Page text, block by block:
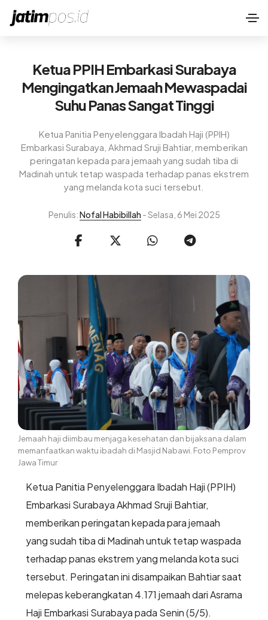
Ketua PPIH Embarkasi Surabaya
Mengingatkan Jemaah Mewaspadai
Suhu Panas Sangat Tinggi
Ketua Panitia Penyelenggara Ibadah Haji (PPIH)
Embarkasi Surabaya, Akhmad Sruji Bahtiar, memberikan
peringatan kepada para jemaah yang sudah tiba di
Madinah untuk tetap waspada terhadap panas ekstrem
yang melanda kota suci tersebut.
Penulis:Nofal Habibillah - Selasa, 6 Mei 2025
Jemaah haji diimbau menjaga kesehatan dan bijaksana dalam
memanfaatkan waktu ibadah di Masjid Nabawi. Foto Pemprov
Jawa Timur
Ketua Panitia Penyelenggara Ibadah Haji (PPIH)
Embarkasi Surabaya Akhmad Sruji Bahtiar,
memberikan peringatan kepada para jemaah
yang sudah tiba di Madinah untuk tetap waspada
terhadap panas ekstrem yang melanda kota suci
tersebut. Peringatan ini disampaikan Bahtiar saat
melepas keberangkatan 4.171 jemaah dari Asrama
Haji Embarkasi Surabaya pada Senin (5/5).